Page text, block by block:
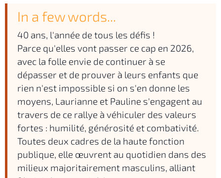
In a few words...
40 ans, l'année de tous les défis !
Parce qu'elles vont passer ce cap en 2026,
avec la folle envie de continuer à se
dépasser et de prouver à leurs enfants que
rien n'est impossible si on s'en donne les
moyens, Laurianne et Pauline s'engagent au
travers de ce rallye à véhiculer des valeurs
fortes : humilité, générosité et combativité.
Toutes deux cadres de la haute fonction
publique, elle œuvrent au quotidien dans des
milieux majoritairement masculins, alliant